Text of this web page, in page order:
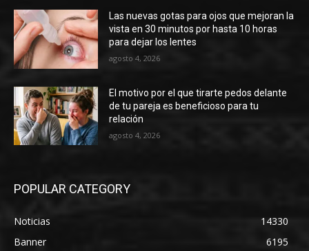
Las nuevas gotas para ojos que mejoran la
vista en 30 minutos por hasta 10 horas
para dejar los lentes
agosto 4, 2026
El motivo por el que tirarte pedos delante
de tu pareja es beneficioso para tu
relación
agosto 4, 2026
POPULAR CATEGORY
Noticias
14330
Banner
6195